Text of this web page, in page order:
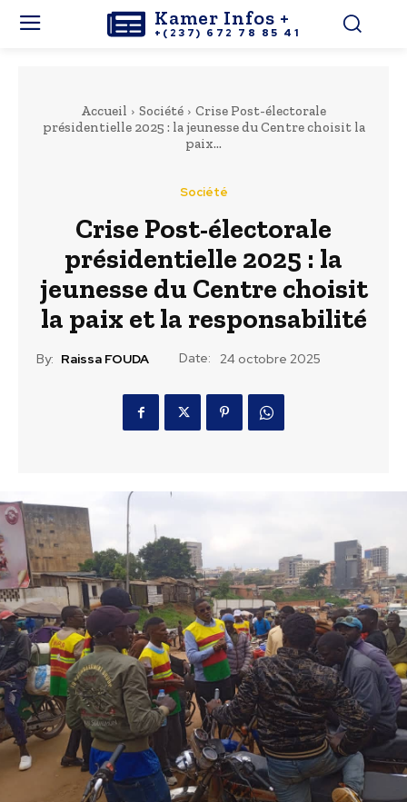
Kamer Infos +
+(237) 672 78 85 41
Accueil Société
Crise Post-électorale
présidentielle 2025 : la jeunesse du Centre choisit la
paix...
Société
Crise Post-électorale
présidentielle 2025 : la
jeunesse du Centre choisit
la paix et la responsabilité
By: Raissa FOUDA Date: 24 octobre 2025